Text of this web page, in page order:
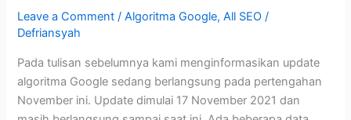
Leave a Comment /Algoritma Google,All SEO /
Defriansyah
Pada tulisan sebelumnya kami menginformasikan update
algoritma Google sedang berlangsung pada pertengahan
November ini. Update dimulai 17 November 2021 dan